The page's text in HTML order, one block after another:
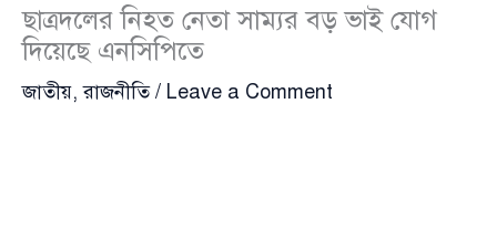
ছাত্রদলের নিহত নেতা সাম্যর বড় ভাই যোগ
দিয়েছে এনসিপিতে
জাতীয়,রাজনীতি/ Leave a Comment